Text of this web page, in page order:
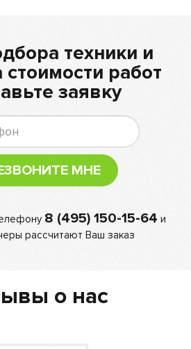
техники и
стоимости работ
заявку
МНЕ
8 (495) 150-15-64 и
рассчитают Ваш заказ
о нас